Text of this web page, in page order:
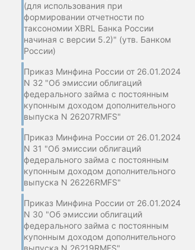
(для использования при
формировании отчетности по
таксономии XBRL Банка России
начиная с версии 5.2)" (утв. Банком
России)
Приказ Минфина России от 26.01.2024
N 32 "Об эмиссии облигаций
федерального займа с постоянным
купонным доходом дополнительного
выпуска N 26207RMFS"
Приказ Минфина России от 26.01.2024
N 31 "Об эмиссии облигаций
федерального займа с постоянным
купонным доходом дополнительного
выпуска N 26226RMFS"
Приказ Минфина России от 26.01.2024
N 30 "Об эмиссии облигаций
федерального займа с постоянным
купонным доходом дополнительного
выпуска N 26219RMFS"